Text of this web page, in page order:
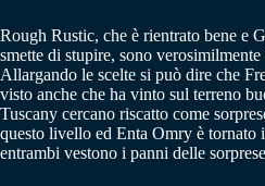
Rough Rustic, che è rientrato bene e
smette di stupire, sono
Allargando le scelte si può dire che
visto anche che ha vinto sul terreno
Tuscany cercano riscatto come
questo livello ed Enta Omry è tornato
entrambi vestono i panni delle